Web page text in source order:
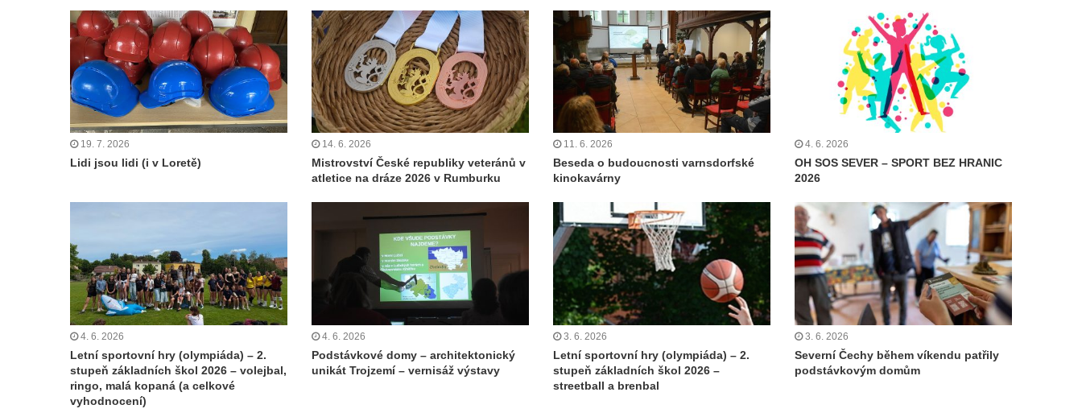
19. 7. 2026
Lidi jsou lidi (i v Loretě)
14. 6. 2026
Mistrovství České republiky veteránů v
atletice na dráze 2026 v Rumburku
11. 6. 2026
Beseda o budoucnosti varnsdorfské
kinokavárny
4. 6. 2026
OH SOS SEVER – SPORT BEZ HRANIC
2026
4. 6. 2026
Letní sportovní hry (olympiáda) – 2.
stupeň základních škol 2026 – volejbal,
ringo, malá kopaná (a celkové
vyhodnocení)
4. 6. 2026
Podstávkové domy – architektonický
unikát Trojzemí – vernisáž výstavy
3. 6. 2026
Letní sportovní hry (olympiáda) – 2.
stupeň základních škol 2026 –
streetball a brenbal
3. 6. 2026
Severní Čechy během víkendu patřily
podstávkovým domům